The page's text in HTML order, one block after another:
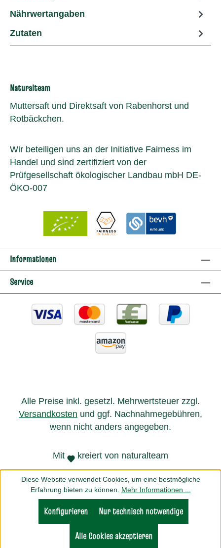
Nährwertangaben
Zutaten
Naturalteam
Muttersaft und Direktsaft von Rabenhorst und
Rotbäckchen.
Wir beteiligen uns an der Initiative Fairness im
Handel und sind zertifiziert von der
Prüfgesellschaft ökologischer Landbau mbH DE-
ÖKO-007
Informationen
Service
Alle Preise inkl. gesetzl. Mehrwertsteuer zzgl.
Versandkosten und ggf. Nachnahmegebühren,
wenn nicht anders angegeben.
Mit kreiert von naturalteam
Diese Website verwendet Cookies, um eine bestmögliche
Erfahrung bieten zu können. Mehr Informationen ...
Nur technisch notwendige
Konfigurieren
Alle Cookies akzeptieren